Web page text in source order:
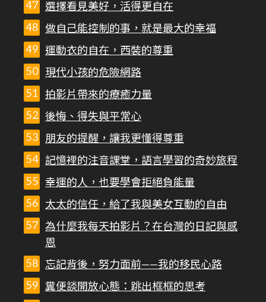
選擇看見美好，活得更自在
做自己能控制的事，就是最大的幸福
運動衣的自在，西裝的尊重
現代小孩的危險網路
拍影片帶來的療癒力量
後悔、得失與平常心
朋友的提醒，讓我更懂得尊重
記憶裡的注音課堂，語言學習的奇妙旅程
幸運的人，也要學會拒絕負能量
太太的信任，給了我與美女互動的自由
為什麼我每天拍影片？在台灣的日記與感
恩
忘記背後，努力面前——我的移民心路
糞便談開放心態：跳出框框的思考